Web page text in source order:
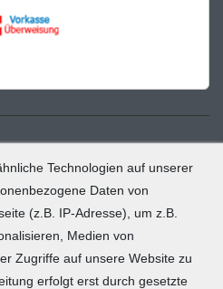
Technologien auf unserer
Daten von
(z.B. IP-Adresse), um z.B.
Medien von
Zugriffe auf unsere Website zu
erfolgt erst durch gesetzte